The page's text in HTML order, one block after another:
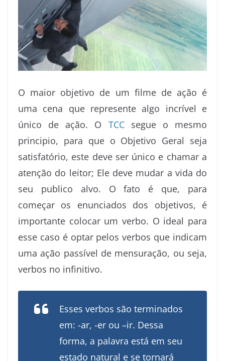
O maior objetivo de um filme de ação é
uma cena que represente algo incrível e
único de ação. O TCC segue o mesmo
principio, para que o Objetivo Geral seja
satisfatório, este deve ser único e chamar a
atenção do leitor; Ele deve mudar a vida do
seu publico alvo. O fato é que, para
começar os enunciados dos objetivos, é
importante colocar um verbo. O ideal para
esse caso é optar pelos verbos que indicam
uma ação passível de mensuração, ou seja,
verbos no infinitivo.
Esses verbos são terminados
em: -ar, -er ou –ir. Dessa
forma, a palavra está em seu
estado natural e se tornará